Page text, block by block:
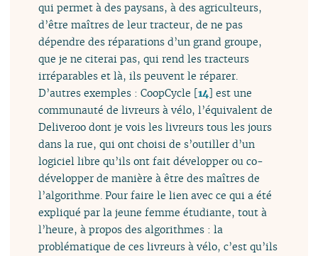
qui permet à des paysans, à des agriculteurs,
d’être maîtres de leur tracteur, de ne pas
dépendre des réparations d’un grand groupe,
que je ne citerai pas, qui rend les tracteurs
irréparables et là, ils peuvent le réparer.
D’autres exemples : CoopCycle [14] est une
communauté de livreurs à vélo, l’équivalent de
Deliveroo dont je vois les livreurs tous les jours
dans la rue, qui ont choisi de s’outiller d’un
logiciel libre qu’ils ont fait développer ou co-
développer de manière à être des maîtres de
l’algorithme. Pour faire le lien avec ce qui a été
expliqué par la jeune femme étudiante, tout à
l’heure, à propos des algorithmes : la
problématique de ces livreurs à vélo, c’est qu’ils